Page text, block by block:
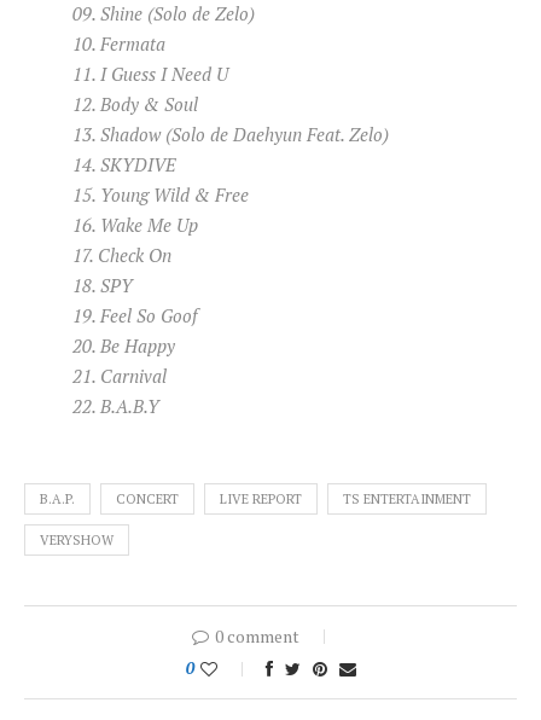
09. Shine (Solo de Zelo)
10. Fermata
11. I Guess I Need U
12. Body & Soul
13. Shadow (Solo de Daehyun Feat. Zelo)
14. SKYDIVE
15. Young Wild & Free
16. Wake Me Up
17. Check On
18. SPY
19. Feel So Goof
20. Be Happy
21. Carnival
22. B.A.B.Y
B.A.P. CONCERT LIVE REPORT TS ENTERTAINMENT
VERYSHOW
0 comment
0